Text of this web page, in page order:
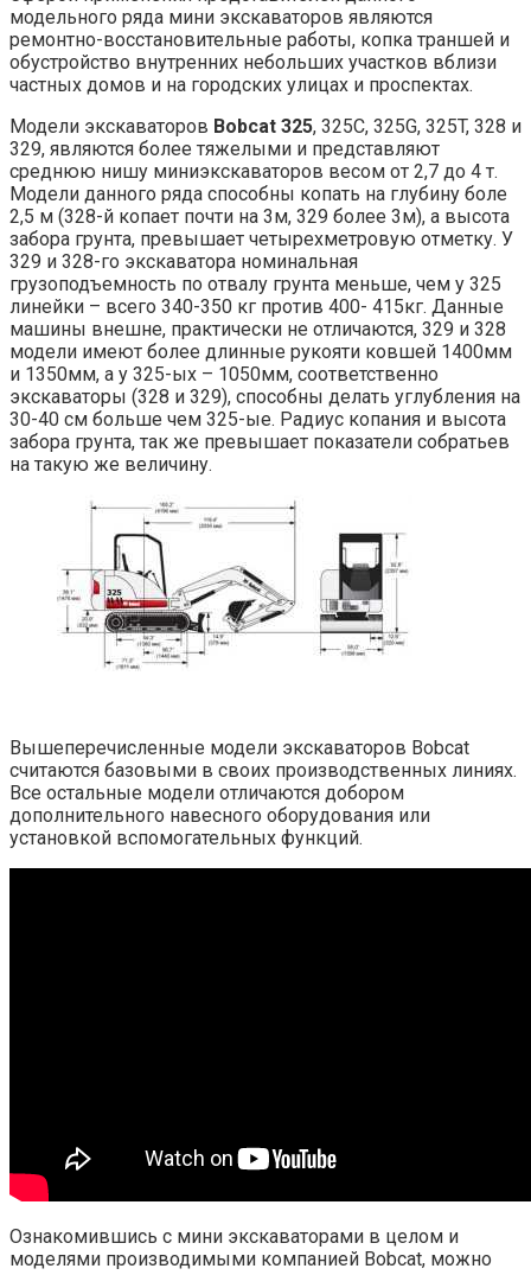
модельного ряда мини экскаваторов являются
ремонтно-восстановительные работы, копка траншей и
обустройство внутренних небольших участков вблизи
частных домов и на городских улицах и проспектах.
Модели экскаваторов Bobcat 325, 325C, 325G, 325T, 328 и
329, являются более тяжелыми и представляют
среднюю нишу миниэкскаваторов весом от 2,7 до 4 т.
Модели данного ряда способны копать на глубину боле
2,5 м (328-й копает почти на 3м, 329 более 3м), а высота
забора грунта, превышает четырехметровую отметку. У
329 и 328-го экскаватора номинальная
грузоподъемность по отвалу грунта меньше, чем у 325
линейки – всего 340-350 кг против 400- 415кг. Данные
машины внешне, практически не отличаются, 329 и 328
модели имеют более длинные рукояти ковшей 1400мм
и 1350мм, а у 325-ых – 1050мм, соответственно
экскаваторы (328 и 329), способны делать углубления на
30-40 см больше чем 325-ые. Радиус копания и высота
забора грунта, так же превышает показатели собратьев
на такую же величину.
Вышеперечисленные модели экскаваторов Bobcat
считаются базовыми в своих производственных линиях.
Все остальные модели отличаются добором
дополнительного навесного оборудования или
установкой вспомогательных функций.
Ознакомившись с мини экскаваторами в целом и
моделями производимыми компанией Bobcat, можно